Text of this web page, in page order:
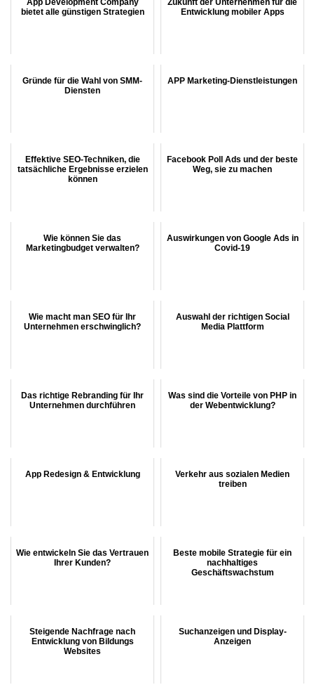
bietet alle günstigen Strategien
Entwicklung mobiler Apps
Gründe für die Wahl von SMM-
Diensten
APP Marketing-Dienstleistungen
Effektive SEO-Techniken, die
tatsächliche Ergebnisse erzielen
können
Facebook Poll Ads und der beste
Weg, sie zu machen
Wie können Sie das
Marketingbudget verwalten?
Auswirkungen von Google Ads in
Covid-19
Wie macht man SEO für Ihr
Unternehmen erschwinglich?
Auswahl der richtigen Social
Media Plattform
Das richtige Rebranding für Ihr
Unternehmen durchführen
Was sind die Vorteile von PHP in
der Webentwicklung?
App Redesign & Entwicklung
Verkehr aus sozialen Medien
treiben
Wie entwickeln Sie das Vertrauen
Ihrer Kunden?
Beste mobile Strategie für ein
nachhaltiges
Geschäftswachstum
Steigende Nachfrage nach
Entwicklung von Bildungs
Websites
Suchanzeigen und Display-
Anzeigen